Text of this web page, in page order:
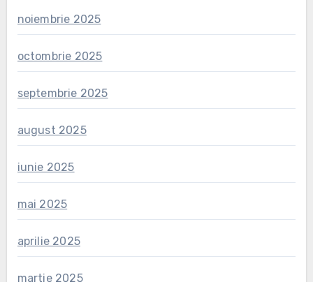
noiembrie 2025
octombrie 2025
septembrie 2025
august 2025
iunie 2025
mai 2025
aprilie 2025
martie 2025